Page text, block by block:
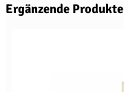
Produktgalerie überspringen
Ergänzende Produkte